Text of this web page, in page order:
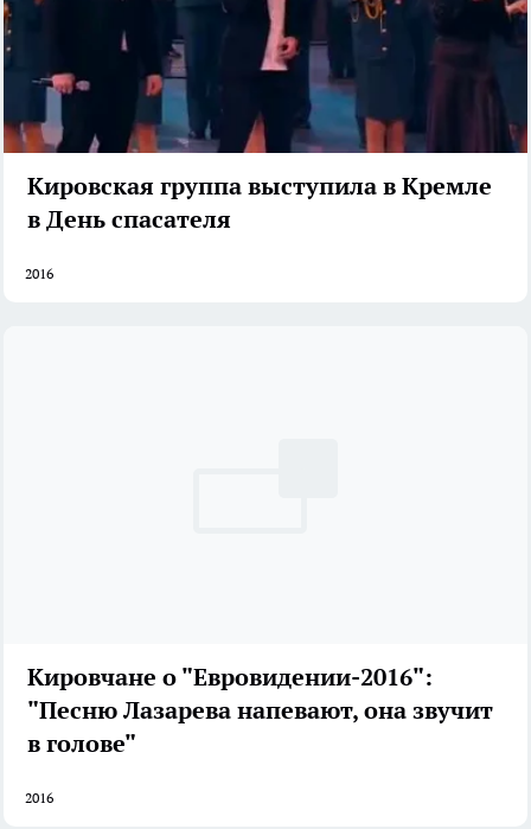
Кировская группа выступила в Кремле
в День спасателя
2016
Кировчане о "Евровидении-2016":
"Песню Лазарева напевают, она звучит
в голове"
2016